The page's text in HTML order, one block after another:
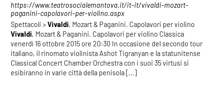
https://www.teatrosocialemantova.it/it-it/vivaldi-mozart-
paganini-capolavori-per-violino.aspx
Spettacoli >Vivaldi, Mozart & Paganini. Capolavori per violino
Vivaldi, Mozart & Paganini. Capolavori per violino Classica
venerdì 16 ottobre 2015 ore 20:30 In occasione del secondo tour
italiano, il rinomato violinista Ashot Tigranyan e la statunitense
Classical Concert Chamber Orchestra con i suoi 35 virtusi si
esibiranno in varie città della penisola [...]